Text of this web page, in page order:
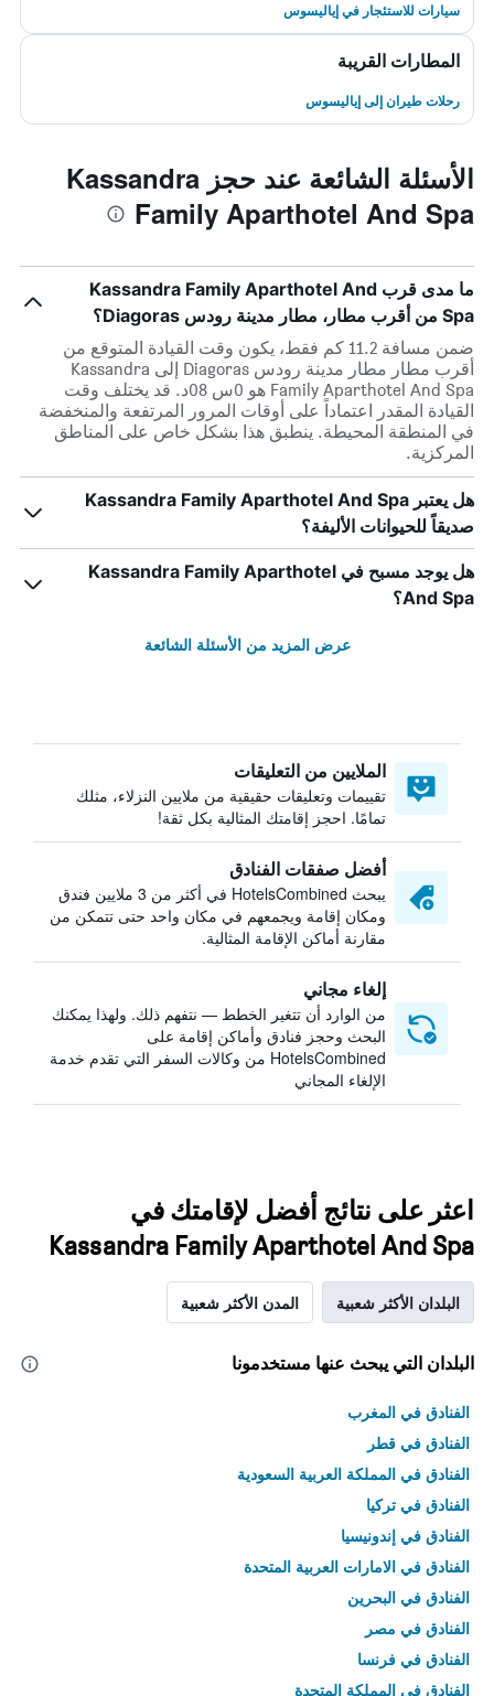
سيارات للاستئجار في إياليسوس
المطارات القريبة
رحلات طيران إلى إياليسوس
الأسئلة الشائعة عند حجز Kassandra
Family Aparthotel And Spa
ما مدى قرب Kassandra Family Aparthotel And
Spa من أقرب مطار، مطار مدينة رودس Diagoras؟
ضمن مسافة 11.2 كم فقط، يكون وقت القيادة المتوقع من
أقرب مطار مطار مدينة رودس Diagoras إلى Kassandra
Family Aparthotel And Spa هو 0س 08د. قد يختلف وقت
القيادة المقدر اعتماداً على أوقات المرور المرتفعة والمنخفضة
في المنطقة المحيطة. ينطبق هذا بشكل خاص على المناطق
المركزية.
هل يعتبر Kassandra Family Aparthotel And Spa
صديقاً للحيوانات الأليفة؟
هل يوجد مسبح في Kassandra Family Aparthotel
And Spa؟
عرض المزيد من الأسئلة الشائعة
الملايين من التعليقات
تقييمات وتعليقات حقيقية من ملايين النزلاء، مثلك
تمامًا. احجز إقامتك المثالية بكل ثقة!
أفضل صفقات الفنادق
يبحث HotelsCombined في أكثر من 3 ملايين فندق
ومكان إقامة ويجمعهم في مكان واحد حتى تتمكن من
مقارنة أماكن الإقامة المثالية.
إلغاء مجاني
من الوارد أن تتغير الخطط — نتفهم ذلك. ولهذا يمكنك
البحث وحجز فنادق وأماكن إقامة على
HotelsCombined من وكالات السفر التي تقدم خدمة
الإلغاء المجاني
اعثر على نتائج أفضل لإقامتك في
Kassandra Family Aparthotel And Spa
البلدان الأكثر شعبية المدن الأكثر شعبية
البلدان التي يبحث عنها مستخدمونا
الفنادق في المغرب
الفنادق في قطر
الفنادق في المملكة العربية السعودية
الفنادق في تركيا
الفنادق في إندونيسيا
الفنادق في الامارات العربية المتحدة
الفنادق في البحرين
الفنادق في مصر
الفنادق في فرنسا
الفنادق في المملكة المتحدة